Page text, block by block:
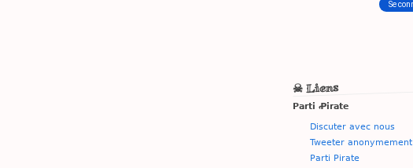
☠ Liens
Parti Ꝓirate
Discuter avec nous
Tweeter anonymement
Parti Pirate